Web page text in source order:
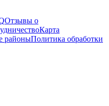
Отзывы о
Карта
районыПолитика обработки